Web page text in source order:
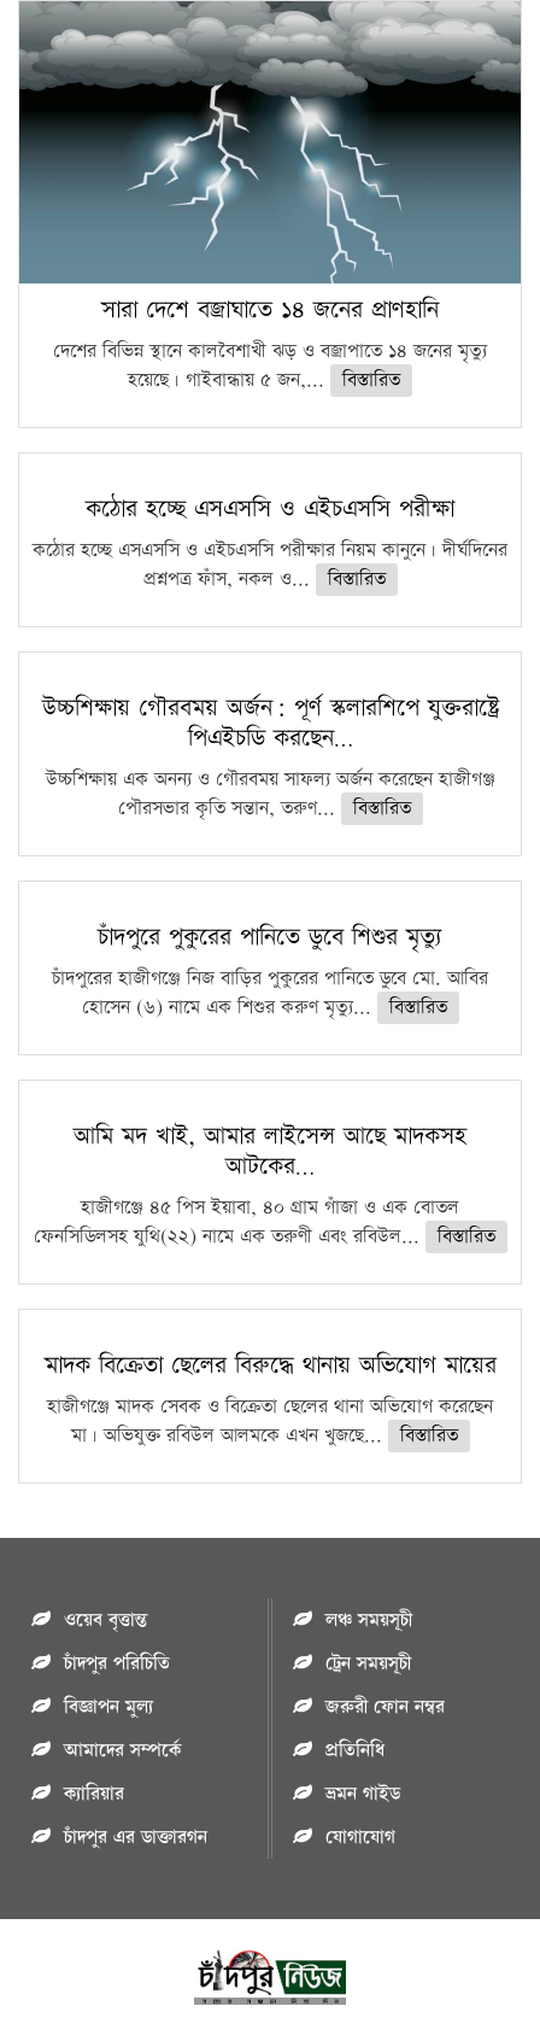
সারা দেশে বজ্রাঘাতে ১৪ জনের প্রাণহানি
দেশের বিভিন্ন স্থানে কালবৈশাখী ঝড় ও বজ্রাপাতে ১৪ জনের মৃত্যু
হয়েছে। গাইবান্ধায় ৫ জন,...
বিস্তারিত
কঠোর হচ্ছে এসএসসি ও এইচএসসি পরীক্ষা
কঠোর হচ্ছে এসএসসি ও এইচএসসি পরীক্ষার নিয়ম কানুনে। দীর্ঘদিনের
প্রশ্নপত্র ফাঁস, নকল ও...
বিস্তারিত
উচ্চশিক্ষায় গৌরবময় অর্জন: পূর্ণ স্কলারশিপে যুক্তরাষ্ট্রে
পিএইচডি করছেন…
উচ্চশিক্ষায় এক অনন্য ও গৌরবময় সাফল্য অর্জন করেছেন হাজীগঞ্জ
পৌরসভার কৃতি সন্তান, তরুণ...
বিস্তারিত
চাঁদপুরে পুকুরের পানিতে ডুবে শিশুর মৃত্যু
চাঁদপুরের হাজীগঞ্জে নিজ বাড়ির পুকুরের পানিতে ডুবে মো. আবির
হোসেন (৬) নামে এক শিশুর করুণ মৃত্যু...
বিস্তারিত
আমি মদ খাই, আমার লাইসেন্স আছে মাদকসহ
আটকের…
হাজীগঞ্জে ৪৫ পিস ইয়াবা, ৪০ গ্রাম গাঁজা ও এক বোতল
ফেনসিডিলসহ যুথি(২২) নামে এক তরুণী এবং রবিউল...
বিস্তারিত
মাদক বিক্রেতা ছেলের বিরুদ্ধে থানায় অভিযোগ মায়ের
হাজীগঞ্জে মাদক সেবক ও বিক্রেতা ছেলের থানা অভিযোগ করেছেন
মা। অভিযুক্ত রবিউল আলমকে এখন খুজছে...
বিস্তারিত
ওয়েব বৃত্তান্ত
চাঁদপুর পরিচিতি
বিজ্ঞাপন মুল্য
আমাদের সম্পর্কে
ক্যারিয়ার
চাঁদপুর এর ডাক্তারগন
লঞ্চ সময়সূচী
ট্রেন সময়সূচী
জরুরী ফোন নম্বর
প্রতিনিধি
ভ্রমন গাইড
যোগাযোগ